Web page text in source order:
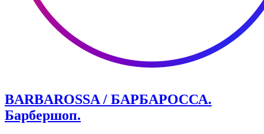
BARBAROSSA / БАРБАРОССА.
Барбершоп.